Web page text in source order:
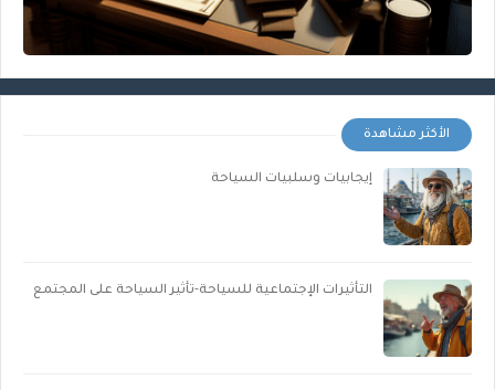
الأكثر مشاهدة
إيجابيات وسلبيات السياحة
التأثيرات الإجتماعية للسياحة-تأثير السياحة على المجتمع